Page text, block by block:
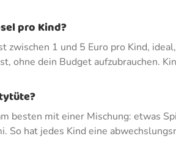
pro Kind?
zwischen 1 und 5 Euro pro Kind,
ohne dein Budget aufzubrauchen.
besten mit einer Mischung: etwas
So hat jedes Kind eine